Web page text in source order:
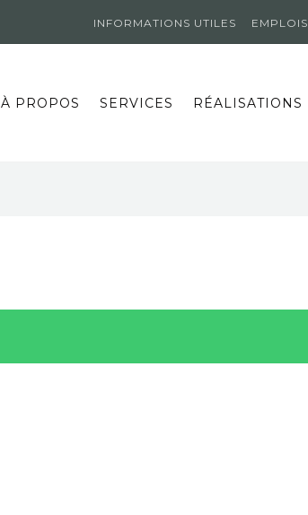
INFORMATIONS UTILES EMPLOIS
À PROPOS SERVICES RÉALISATIONS